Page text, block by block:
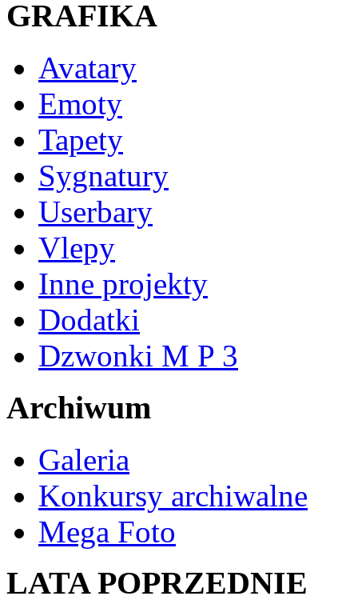
GRAFIKA
Avatary
Emoty
Tapety
Sygnatury
Userbary
Vlepy
Inne projekty
Dodatki
Dzwonki M P 3
Archiwum
Galeria
Konkursy archiwalne
Mega Foto
LATA POPRZEDNIE